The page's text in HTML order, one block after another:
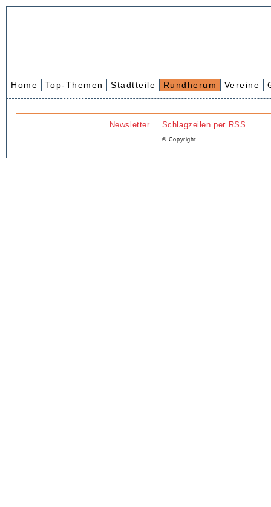
Home Top-Themen Stadtteile Rundherum Vereine
Newsletter Schlagzeilen per RSS
© Copyright